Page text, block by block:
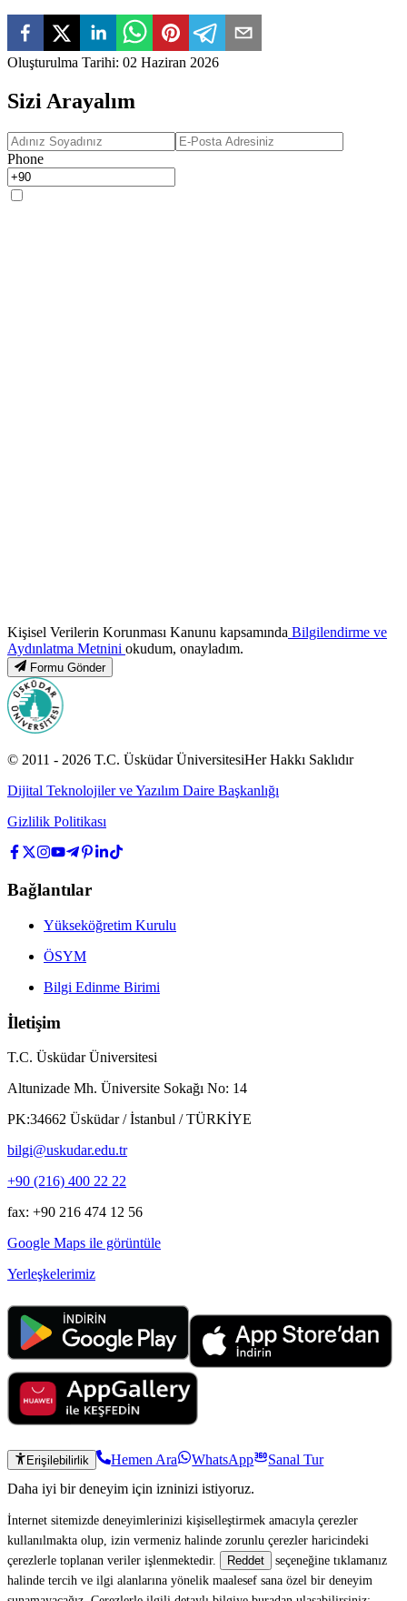
Oluşturulma Tarihi: 02 Haziran 2026
Sizi Arayalım
Phone
Kişisel Verilerin Korunması Kanunu kapsamında Bilgilendirme ve
Aydınlatma Metnini okudum, onayladım.
Formu Gönder
© 2011 - 2026 T.C. Üsküdar ÜniversitesiHer Hakkı Saklıdır
Dijital Teknolojiler ve Yazılım Daire Başkanlığı
Gizlilik Politikası
Bağlantılar
Yükseköğretim Kurulu
ÖSYM
Bilgi Edinme Birimi
İletişim
T.C. Üsküdar Üniversitesi
Altunizade Mh. Üniversite Sokağı No: 14
PK:34662 Üsküdar / İstanbul / TÜRKİYE
bilgi@uskudar.edu.tr
+90 (216) 400 22 22
fax: +90 216 474 12 56
Google Maps ile görüntüle
Yerleşkelerimiz
Erişilebilirlik Hemen Ara WhatsApp
Sanal Tur
Daha iyi bir deneyim için izninizi istiyoruz.
İnternet sitemizde deneyimlerinizi kişiselleştirmek amacıyla çerezler
kullanılmakta olup, izin vermeniz halinde zorunlu çerezler haricindeki
çerezlerle toplanan veriler işlenmektedir.
Reddet
seçeneğine tıklamanız
halinde tercih ve ilgi alanlarına yönelik maalesef sana özel bir deneyim